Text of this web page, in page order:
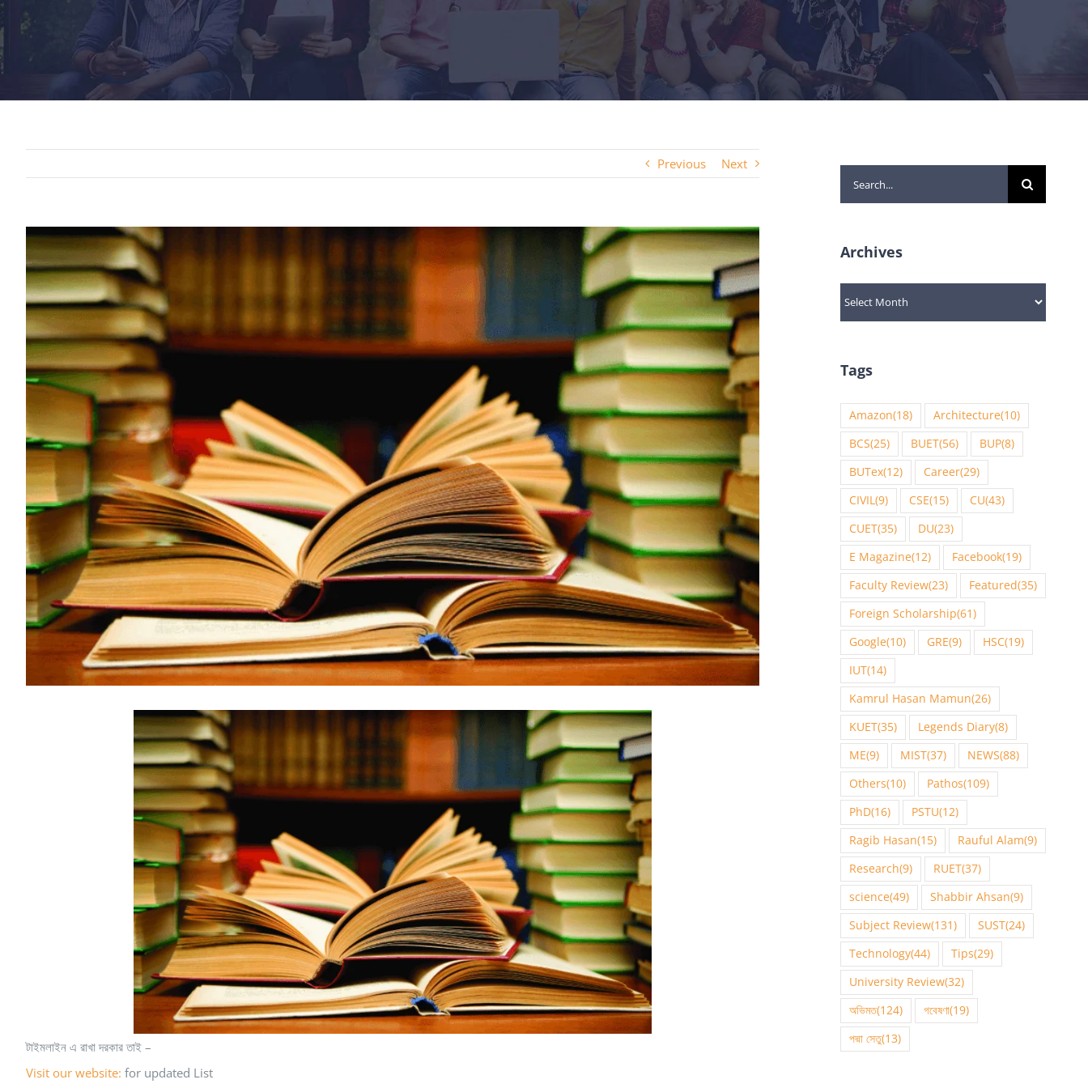
Previous Next
টাইমলাইন এ রাখা দরকার তাই –
Visit our website: for updated List
Search
for:
Archives
Archives
Tags
Amazon(18) Architecture(10)
BCS(25) BUET(56) BUP(8)
BUTex(12) Career(29)
CIVIL(9) CSE(15) CU(43)
CUET(35) DU(23)
E Magazine(12) Facebook(19)
Faculty Review(23) Featured(35)
Foreign Scholarship(61)
Google(10) GRE(9) HSC(19)
IUT(14)
Kamrul Hasan Mamun(26)
KUET(35) Legends Diary(8)
ME(9) MIST(37) NEWS(88)
Others(10) Pathos(109)
PhD(16) PSTU(12)
Ragib Hasan(15) Rauful Alam(9)
Research(9) RUET(37)
science(49) Shabbir Ahsan(9)
Subject Review(131) SUST(24)
Technology(44) Tips(29)
University Review(32)
অভিমত(124) গবেষণা(19)
পদ্মা সেতু(13)